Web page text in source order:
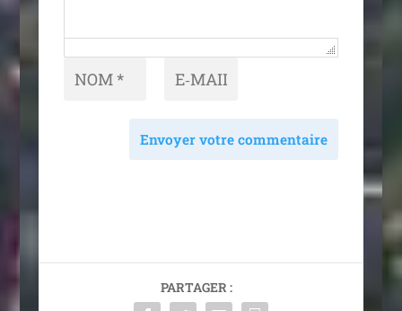
Envoyer votre commentaire
PARTAGER :